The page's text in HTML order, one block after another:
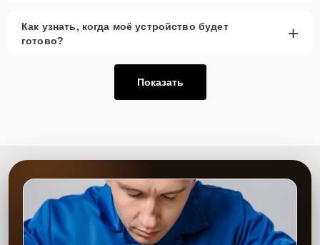
Как узнать, когда моё устройство будет
готово?
+
Показать